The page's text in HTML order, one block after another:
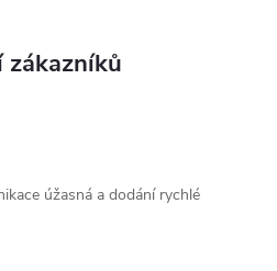
zákazníků
úžasná a dodání rychlé